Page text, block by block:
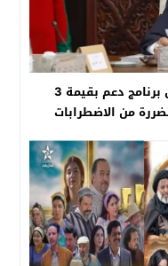
بتعليمات ملكية.. الحكومة تطلق برنامج دعم بقيمة 3
من الاضطرابات